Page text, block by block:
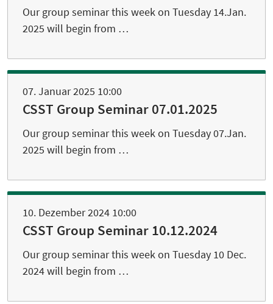
Our group seminar this week on Tuesday 14.Jan.
2025 will begin from …
07. Januar 2025 10:00
CSST Group Seminar 07.01.2025
Our group seminar this week on Tuesday 07.Jan.
2025 will begin from …
10. Dezember 2024 10:00
CSST Group Seminar 10.12.2024
Our group seminar this week on Tuesday 10 Dec.
2024 will begin from …